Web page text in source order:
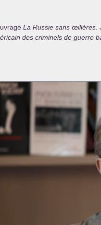
La Russie sans œillères
des criminels de guerre